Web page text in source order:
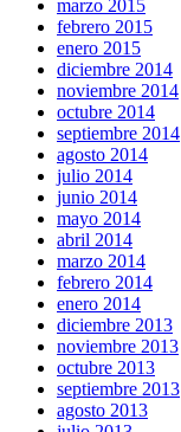
marzo 2015
febrero 2015
enero 2015
diciembre 2014
noviembre 2014
octubre 2014
septiembre 2014
agosto 2014
julio 2014
junio 2014
mayo 2014
abril 2014
marzo 2014
febrero 2014
enero 2014
diciembre 2013
noviembre 2013
octubre 2013
septiembre 2013
agosto 2013